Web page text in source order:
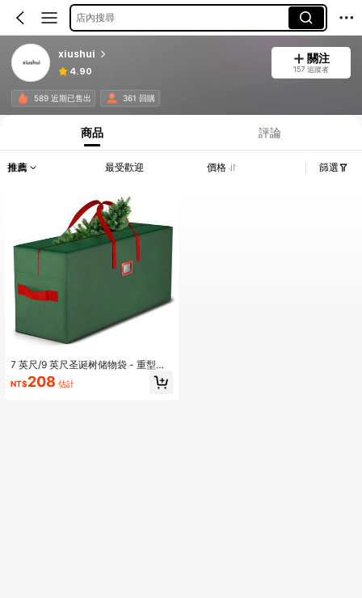
店內搜尋
xiushui
4.90
關注
157 追蹤者
589 近期已售出 361 回購
商品 評論
推薦 最受歡迎 價格 篩選
7 英尺/9 英尺圣诞树储物袋 - 重型节
日圣诞树支架储物袋，配有全长双缝
拉链和手柄、成人礼物、包装纸圣诞
NT$208 估計